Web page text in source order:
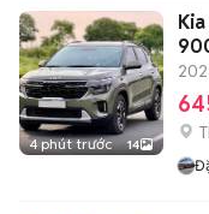
4 phút trước 14